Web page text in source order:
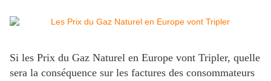
Si les Prix du Gaz Naturel en Europe vont Tripler, quelle
sera la conséquence sur les factures des consommateurs